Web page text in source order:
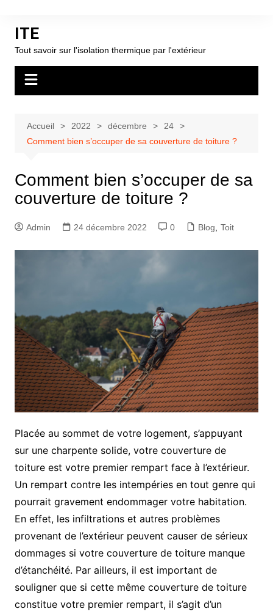
contenu
ITE
Tout savoir sur l'isolation thermique par l'extérieur
Accueil 2022 décembre
24
Comment bien s’occuper de sa couverture de toiture ?
Comment bien s’occuper de sa
couverture de toiture ?
Admin 24 décembre 2022 0 Blog Toit
Placée au sommet de votre logement, s’appuyant
sur une charpente solide, votre couverture de
toiture est votre premier rempart face à l’extérieur.
Un rempart contre les intempéries en tout genre qui
pourrait gravement endommager votre habitation.
En effet, les infiltrations et autres problèmes
provenant de l’extérieur peuvent causer de sérieux
dommages si votre couverture de toiture manque
d’étanchéité. Par ailleurs, il est important de
souligner que si cette même couverture de toiture
constitue votre premier rempart, il s’agit d’un